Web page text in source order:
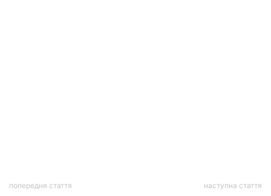
попередня стаття наступна стаття